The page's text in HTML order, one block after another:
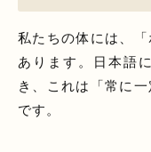
私たちの体には、
あります。日本語
き、これは「常に
です。